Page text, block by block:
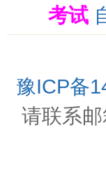
考试
豫ICP备
请联系